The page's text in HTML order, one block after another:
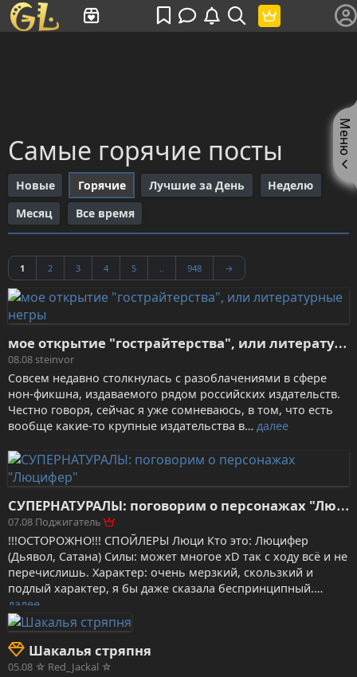
Самые горячие посты
Новые Горячие Лучшие за День
Неделю
Месяц
Все время
1 2 3 4 5 .. 948 →
м
ое открытие "гострайтерства", или литературные негры
08.08steinvor
Совсем недавно столкнулась с разоблачениями в сфере
нон-фикшна, издаваемого рядом российских издательств.
Честно говоря, сейчас я уже сомневаюсь, в том, что есть
вообще какие-то крупные издательства в… далее
С
УПЕРНАТУРАЛЫ: поговорим о персонажах "Люцифер"
07.08 Поджигатель
!!!ОСТОРОЖНО!!! СПОЙЛЕРЫ Люци Кто это: Люцифер
(Дьявол, Сатана) Силы: может многое xD так с ходу всё и не
перечислишь. Характер: очень мерзкий, скользкий и
подлый характер, я бы даже сказала беспринципный.…
далее
Шакалья стряпня
05.08 ☆ Red_Jackal ☆
Меню